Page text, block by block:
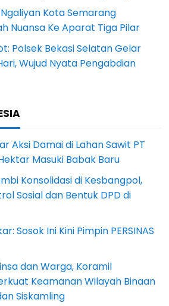
Kota Semarang
Nuansa Ke Aparat Tiga Pilar
Polsek Bekasi Selatan Gelar
Wujud Nyata Pengabdian
Aksi Damai di Lahan Sawit PT
Masuki Babak Baru
Konsolidasi di Kesbangpol,
Sosial dan Bentuk DPD di
Sosok Ini Kini Pimpin PERSINAS
dan Warga, Koramil
Keamanan Wilayah Binaan
Siskamling